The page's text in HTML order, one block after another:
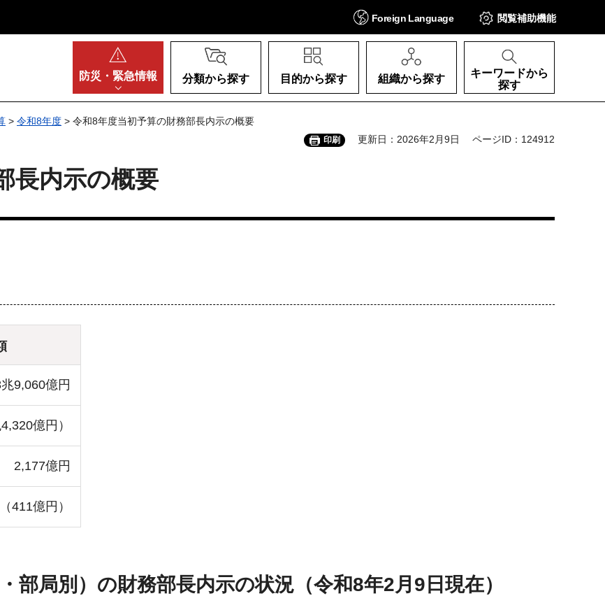
Foreign Language 閲覧補助機能
防災・ 緊急情報 分類から探す 目的から探す 組織から探す
キーワードから
探す
> 令和8年度 > 令和8年度当初予算の財務部長内示の概要
印刷 更新日：2026年2月9日 ページID：124912
長内示の概要
9,060億円
4,320億円）
2,177億円
（411億円）
部局別）の財務部長内示の状況（令和8年2月9日現在）